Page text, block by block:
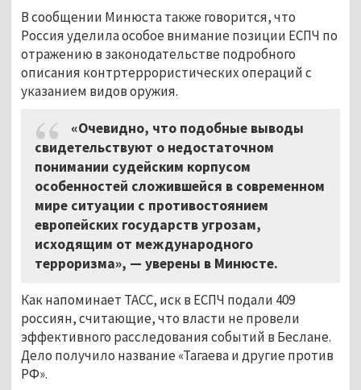
В сообщении Минюста также говорится, что
Россия уделила особое внимание позиции ЕСПЧ по
отражению в законодательстве подробного
описания контртеррористических операций с
указанием видов оружия.
«Очевидно, что подобные выводы
свидетельствуют о недостаточном
понимании судейским корпусом
особенностей сложившейся в современном
мире ситуации с противостоянием
европейских государств угрозам,
исходящим от международного
терроризма», — уверены в Минюсте.
Как напоминает ТАСС, иск в ЕСПЧ подали 409
россиян, считающие, что власти не провели
эффективного расследования событий в Беслане.
Дело получило название «Тагаева и другие против
РФ».